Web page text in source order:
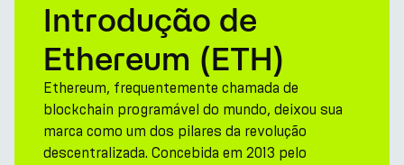
Introdução de
Ethereum (ETH)
Ethereum, frequentemente chamada de
blockchain programável do mundo, deixou sua
marca como um dos pilares da revolução
descentralizada. Concebida em 2013 pelo